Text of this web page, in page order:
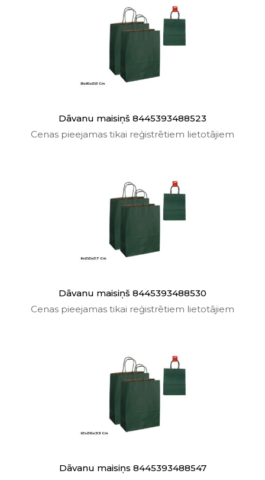
Dāvanu maisiņš 8445393488523
Cenas pieejamas tikai reģistrētiem lietotājiem
Dāvanu maisiņš 8445393488530
Cenas pieejamas tikai reģistrētiem lietotājiem
Dāvanu maisiņs 8445393488547